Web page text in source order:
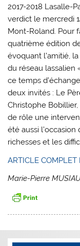
2017-2018 Lasalle-
verdict le mercredi
Mont-Roland. Pour
quatrième édition
évoquant l’amitié,
du réseau lassalien
ce temps
deux invités : Le
Christophe
de rôle une
été aussi
richesses et les
ARTICLE COMPLET
Marie-Pierre